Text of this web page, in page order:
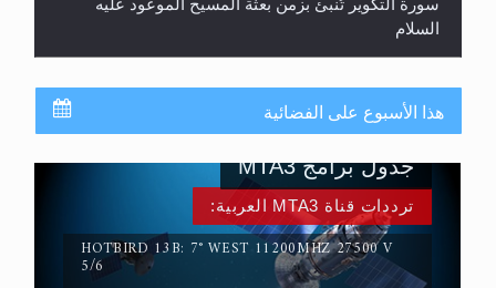
السلام
هذا الأسبوع على الفضائية
ترددات قناة MTA3 العربية:
HOTBIRD 13B: 7° WEST 11200MHZ 27500 V
5/6
جدول برامج MTA3